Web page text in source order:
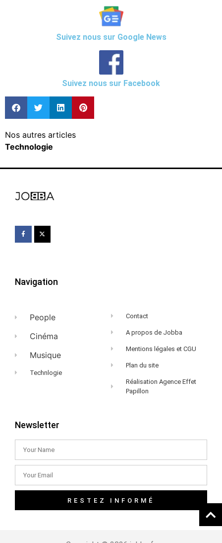
Suivez nous sur Google News
Suivez nous sur Facebook
Nos autres articles
Technologie
Navigation
People
Cinéma
Musique
Technlogie
Contact
A propos de Jobba
Mentions légales et CGU
Plan du site
Réalisation Agence Effet
Papillon
Newsletter
RESTEZ INFORMÉ